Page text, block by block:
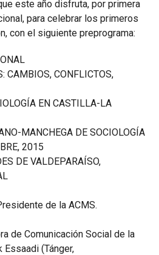
este año disfruta, por primera
para celebrar los primeros
con el siguiente preprograma:
CAMBIOS, CONFLICTOS,
EN CASTILLA-LA
MANCHEGA DE SOCIOLOGÍA
2015
DE VALDEPARAÍSO,
de la ACMS.
de Comunicación Social de la
(Tánger,